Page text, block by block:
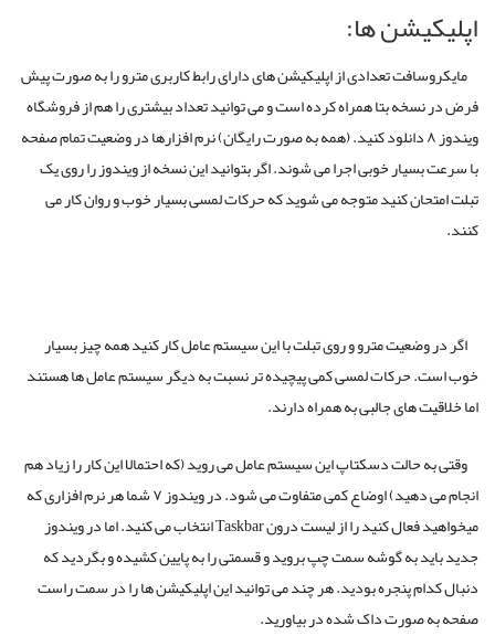
اپلیکیشن ها:
مایکروسافت تعدادی از اپلیکیشن های دارای رابط کاربری مترو را به صورت پیش
فرض در نسخه بتا همراه کرده است و می توانید تعداد بیشتری را هم از فروشگاه
ویندوز ۸ دانلود کنید. (همه به صورت رایگان) نرم افزارها در وضعیت تمام صفحه
با سرعت بسیار خوبی اجرا می شوند. اگر بتوانید این نسخه از ویندوز را روی یک
تبلت امتحان کنید متوجه می شوید که حرکات لمسی بسیار خوب و روان کار می
کنند.
اگر در وضعیت مترو و روی تبلت با این سیستم عامل کار کنید همه چیز بسیار
خوب است. حرکات لمسی کمی پیچیده تر نسبت به دیگر سیستم عامل ها هستند
اما خلاقیت های جالبی به همراه دارند.
وقتی به حالت دسکتاپ این سیستم عامل می روید (که احتمالا این کار را زیاد هم
انجام می دهید) اوضاع کمی متفاوت می شود. در ویندوز ۷ شما هر نرم افزاری که
میخواهید فعال کنید را از لیست درون Taskbar انتخاب می کنید. اما در ویندوز
جدید باید به گوشه سمت چپ بروید و قسمتی را به پایین کشیده و بگردید که
دنبال کدام پنجره بودید. هر چند می توانید این اپلیکیشن ها را در سمت راست
صفحه به صورت داک شده در بیاورید.